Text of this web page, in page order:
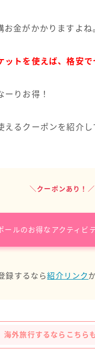
金がかかりますよね
トを使えば、格安で
りお得！
えるクーポンを紹介
＼クーポンあり！／
ールのお得なアクティビ
録するなら紹介リンク
海外旅行するならこちら